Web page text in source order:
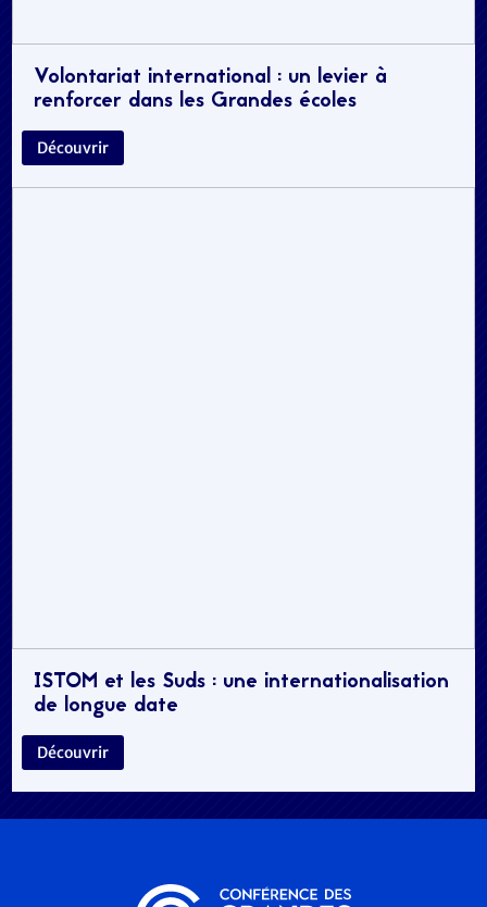
Volontariat international : un levier à
renforcer dans les Grandes écoles
Découvrir
ISTOM et les Suds : une internationalisation
de longue date
Découvrir